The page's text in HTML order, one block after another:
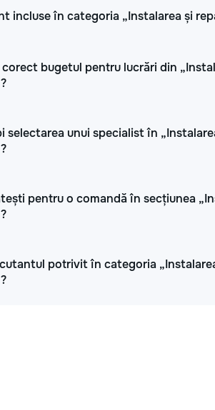
incluse în categoria „Instalarea și
corect bugetul pentru lucrări din
selectarea unui specialist în
pentru o comandă în secțiunea
potrivit în categoria